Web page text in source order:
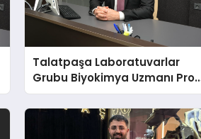
Talatpaşa Laboratuvarlar
Grubu Biyokimya Uzmanı
Dr. Ahmet Var